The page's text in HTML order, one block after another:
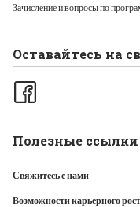
Зачисление и вопросы по
Оставайтесь на
Полезные ссылки
Свяжитесь с нами
Возможности карьерного